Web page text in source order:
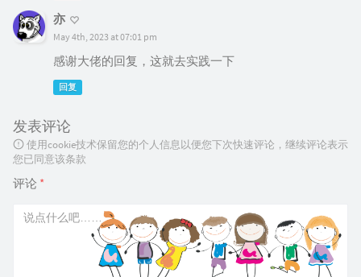
亦
May 4th, 2023 at 07:01 pm
感谢大佬的回复，这就去实践一下
回复
发表评论
使用cookie技术保留您的个人信息以便您下次快速评论，继续评论表示
您已同意该条款
评论 *